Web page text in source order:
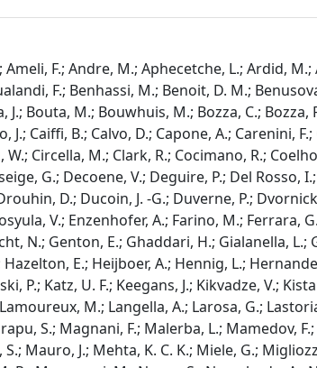
F.; Andre, M.; Aphecetche, L.; Ardid, M.;
F.; Benhassi, M.; Benoit, D. M.;
Bouta, M.; Bouwhuis, M.; Bozza, C.; Bozza,
Caiffi, B.; Calvo, D.; Capone, A.; Carenini,
Circella, M.; Clark, R.; Cocimano, R.;
G.; Decoene, V.; Deguire, P.; Del Rosso,
D.; Ducoin, J. -G.; Duverne, P.;
V.; Enzenhofer, A.; Farino, M.; Ferrara,
N.; Genton, E.; Ghaddari, H.; Gialanella, L.;
E.; Heijboer, A.; Hennig, L.;
P.; Katz, U. F.; Keegans, J.; Kikvadze, V.;
M.; Langella, A.; Larosa, G.;
S.; Magnani, F.; Malerba, L.; Mamedov,
J.; Mehta, K. C. K.; Miele, G.;